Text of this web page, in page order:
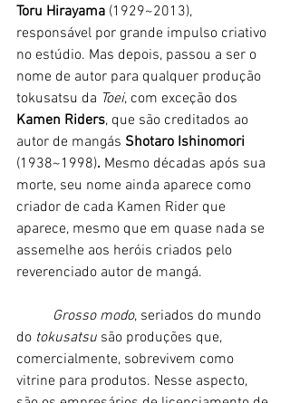
Toru Hirayama (1929~2013),
responsável por grande impulso criativo
no estúdio. Mas depois, passou a ser o
nome de autor para qualquer produção
tokusatsu da Toei, com exceção dos
Kamen Riders, que são creditados ao
autor de mangás Shotaro Ishinomori
(1938~1998). Mesmo décadas após sua
morte, seu nome ainda aparece como
criador de cada Kamen Rider que
aparece, mesmo que em quase nada se
assemelhe aos heróis criados pelo
reverenciado autor de mangá.
Grosso modo, seriados do mundo
do tokusatsu são produções que,
comercialmente, sobrevivem como
vitrine para produtos. Nesse aspecto,